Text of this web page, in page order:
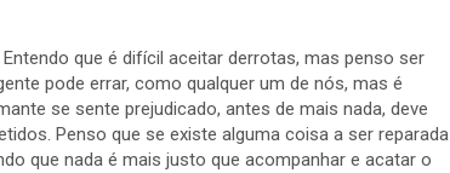
que é difícil aceitar derrotas, mas penso ser
pode errar, como qualquer um de nós, mas é
se sente prejudicado, antes de mais nada, deve
Penso que se existe alguma coisa a ser reparada
que nada é mais justo que acompanhar e acatar o